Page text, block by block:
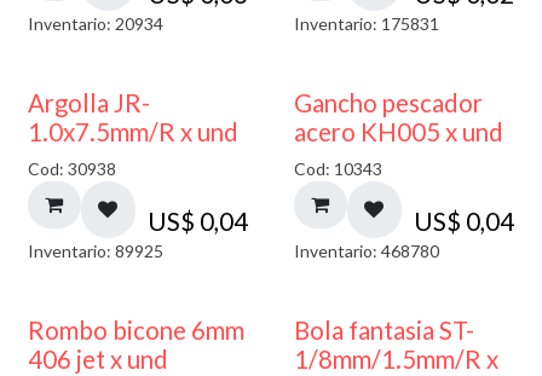
Inventario: 20934 Inventario: 175831
Argolla JR-
1.0x7.5mm/R x und
Cod: 30938
US$ 0,04
Inventario: 89925
Gancho pescador
acero KH005 x und
Cod: 10343
US$ 0,04
Inventario: 468780
Rombo bicone 6mm
406 jet x und
Bola fantasia ST-
1/8mm/1.5mm/R x